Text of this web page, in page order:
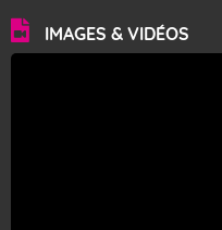
IMAGES & VIDÉOS